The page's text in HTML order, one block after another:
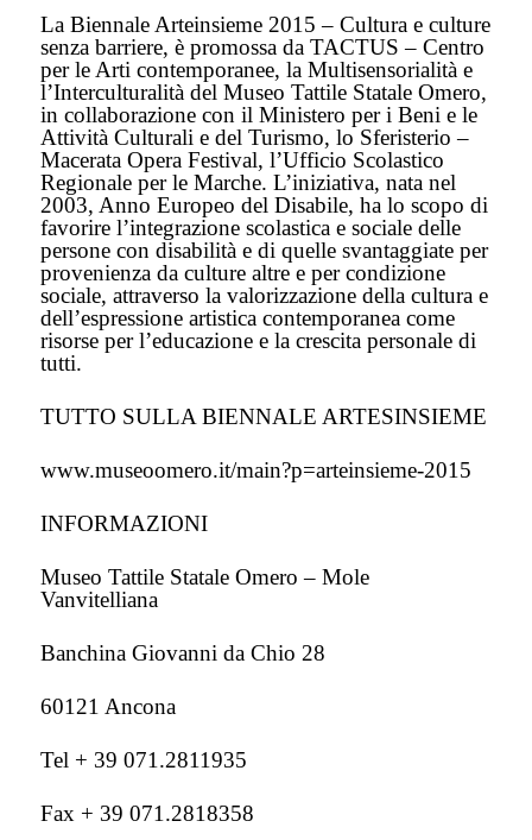
La Biennale Arteinsieme 2015 – Cultura e culture
senza barriere, è promossa da TACTUS – Centro
per le Arti contemporanee, la Multisensorialità e
l’Interculturalità del Museo Tattile Statale Omero,
in collaborazione con il Ministero per i Beni e le
Attività Culturali e del Turismo, lo Sferisterio –
Macerata Opera Festival, l’Ufficio Scolastico
Regionale per le Marche. L’iniziativa, nata nel
2003, Anno Europeo del Disabile, ha lo scopo di
favorire l’integrazione scolastica e sociale delle
persone con disabilità e di quelle svantaggiate per
provenienza da culture altre e per condizione
sociale, attraverso la valorizzazione della cultura e
dell’espressione artistica contemporanea come
risorse per l’educazione e la crescita personale di
tutti.
TUTTO SULLA BIENNALE ARTESINSIEME
www.museoomero.it/main?p=arteinsieme-2015
INFORMAZIONI
Museo Tattile Statale Omero – Mole
Vanvitelliana
Banchina Giovanni da Chio 28
60121 Ancona
Tel + 39 071.2811935
Fax + 39 071.2818358